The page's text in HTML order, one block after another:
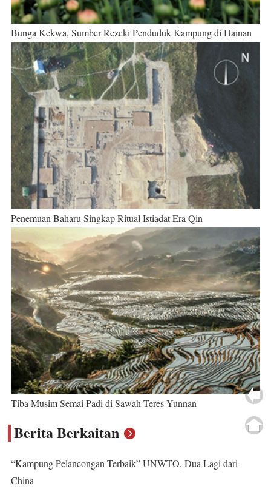
Bunga Kekwa, Sumber Rezeki Penduduk Kampung di Hainan
Penemuan Baharu Singkap Ritual Istiadat Era Qin
Tiba Musim Semai Padi di Sawah Teres Yunnan
Berita Berkaitan
“Kampung Pelancongan Terbaik” UNWTO, Dua Lagi dari
China